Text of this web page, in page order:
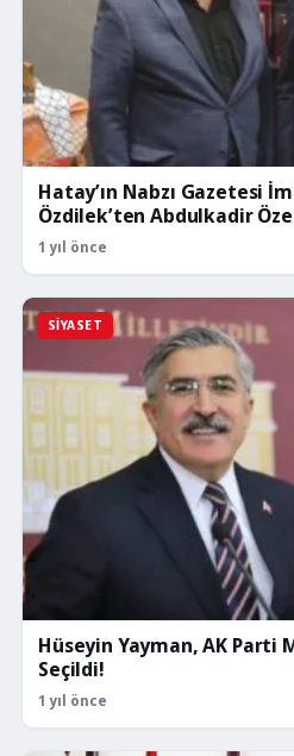
Hatay’ın Nabzı Gazetesi
Özdilek’ten Abdulkadir
1 yıl önce
SIYASET
Hüseyin Yayman, AK Parti
Seçildi!
1 yıl önce